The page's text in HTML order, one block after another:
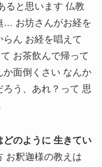
ると思います 仏教
… お坊さんがお経を
ん お経を唱えて
お茶飲んで帰って
面倒くさい なんか
う、あれ？って 思
のように 生きてい
お釈迦様の教えは